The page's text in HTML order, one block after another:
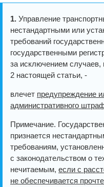
1. Управление
нестандартными или
требований
государственными
за исключением
2 настоящей статьи, -
влечет предупреждение
административного
Примечание.
признается
требованиям,
с законодательством о
нечитаемым, если с
не обеспечивается